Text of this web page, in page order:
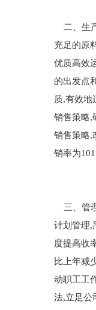
二、生
充足的原
优质高效
的出发点
质,有效地
销售策略,
销售策略,
销率为101
三、管
计划管理,
度提高收
比上年减
动职工工
法,立足公